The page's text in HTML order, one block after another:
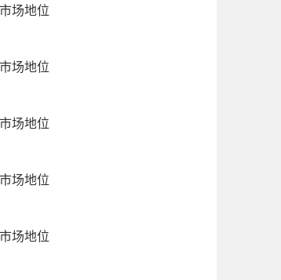
场地位
场地位
场地位
场地位
场地位